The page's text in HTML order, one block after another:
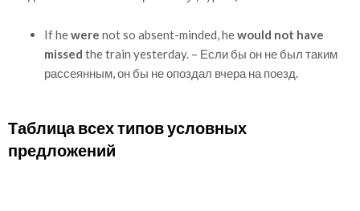
If hewere not so absent-minded, hewould not have
missed the train yesterday. – Если бы он не был таким
рассеянным, он бы не опоздал вчера на поезд.
Таблица всех типов условных
предложений